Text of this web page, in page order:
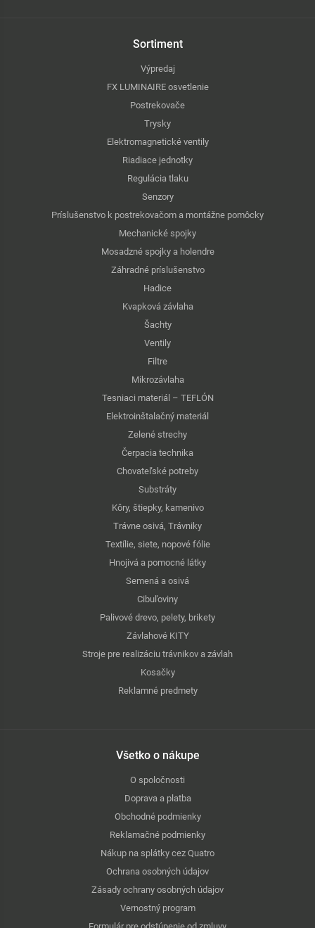
Sortiment
Výpredaj
FX LUMINAIRE osvetlenie
Postrekovače
Trysky
Elektromagnetické ventily
Riadiace jednotky
Regulácia tlaku
Senzory
Príslušenstvo k postrekovačom a montážne pomôcky
Mechanické spojky
Mosadzné spojky a holendre
Záhradné príslušenstvo
Hadice
Kvapková závlaha
Šachty
Ventily
Filtre
Mikrozávlaha
Tesniaci materiál – TEFLÓN
Elektroinštalačný materiál
Zelené strechy
Čerpacia technika
Chovateľské potreby
Substráty
Kôry, štiepky, kamenivo
Trávne osivá, Trávniky
Textílie, siete, nopové fólie
Hnojivá a pomocné látky
Semená a osivá
Cibuľoviny
Palivové drevo, pelety, brikety
Závlahové KITY
Stroje pre realizáciu trávnikov a závlah
Kosačky
Reklamné predmety
Všetko o nákupe
O spoločnosti
Doprava a platba
Obchodné podmienky
Reklamačné podmienky
Nákup na splátky cez Quatro
Ochrana osobných údajov
Zásady ochrany osobných údajov
Vernostný program